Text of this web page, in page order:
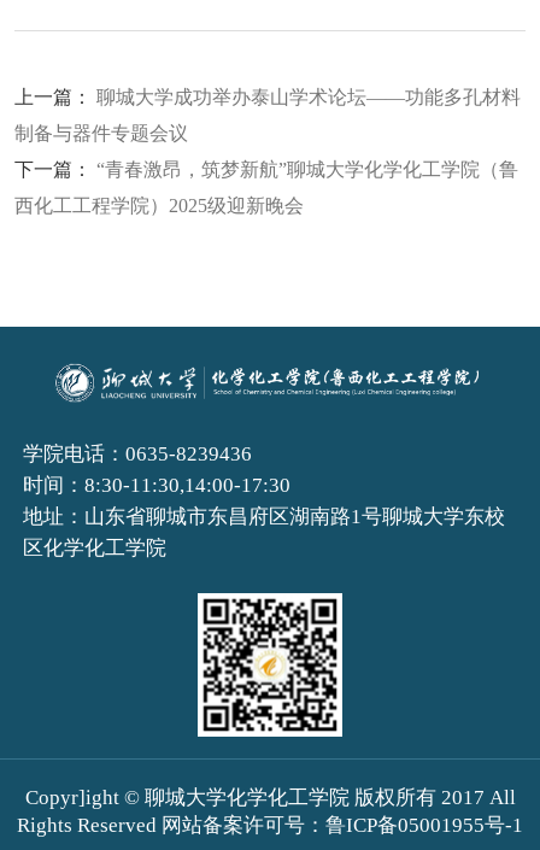
上一篇： 聊城大学成功举办泰山学术论坛——功能多孔材料
制备与器件专题会议
下一篇： “青春激昂，筑梦新航”聊城大学化学化工学院（鲁
西化工工程学院）2025级迎新晚会
学院电话：0635-8239436
时间：8:30-11:30,14:00-17:30
地址：山东省聊城市东昌府区湖南路1号聊城大学东校
区化学化工学院
Copyr]ight © 聊城大学化学化工学院 版权所有 2017 All
Rights Reserved 网站备案许可号：鲁ICP备05001955号-1